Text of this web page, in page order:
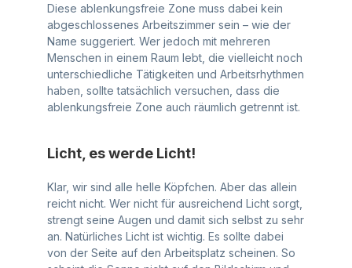
Diese ablenkungsfreie Zone muss dabei kein
abgeschlossenes Arbeitszimmer sein – wie der
Name suggeriert. Wer jedoch mit mehreren
Menschen in einem Raum lebt, die vielleicht noch
unterschiedliche Tätigkeiten und Arbeitsrhythmen
haben, sollte tatsächlich versuchen, dass die
ablenkungsfreie Zone auch räumlich getrennt ist.
Licht, es werde Licht!
Klar, wir sind alle helle Köpfchen. Aber das allein
reicht nicht. Wer nicht für ausreichend Licht sorgt,
strengt seine Augen und damit sich selbst zu sehr
an. Natürliches Licht ist wichtig. Es sollte dabei
von der Seite auf den Arbeitsplatz scheinen. So